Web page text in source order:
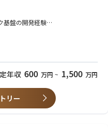
フォーム開発部 Pla'cello開発室
盤・生成AI基盤、周辺システム
ラウド技術を駆使し、ビジネス
構築に挑戦する部門です。
たします。
基盤の開発経験
心を持ち、自ら学び続けられる
年収 600 万円 ~ 1,500 万円
リー